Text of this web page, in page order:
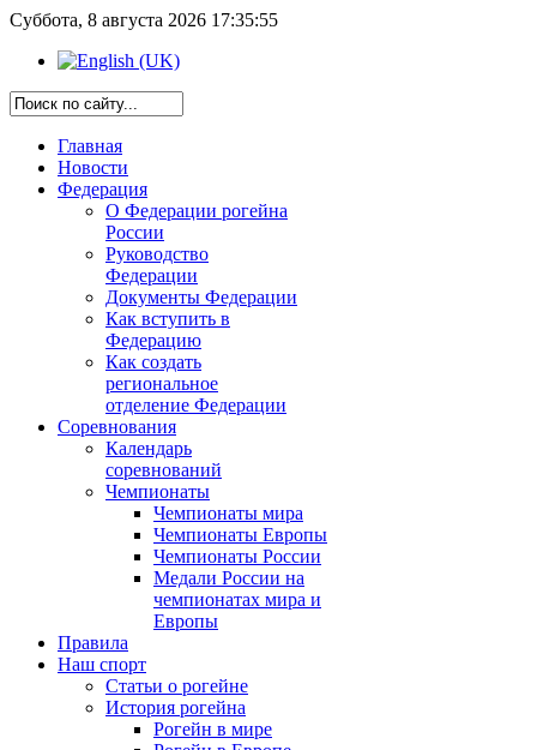
Суббота, 8 августа 2026 17:35:55
Главная
Новости
Федерация
О Федерации рогейна
России
Руководство
Федерации
Документы Федерации
Как вступить в
Федерацию
Как создать
региональное
отделение Федерации
Соревнования
Календарь
соревнований
Чемпионаты
Чемпионаты мира
Чемпионаты Европы
Чемпионаты России
Медали России на
чемпионатах мира и
Европы
Правила
Наш спорт
Статьи о рогейне
История рогейна
Рогейн в мире